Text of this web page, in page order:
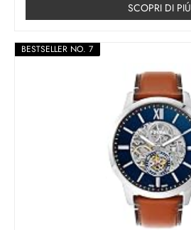
SCOPRI DI PIÚ
BESTSELLER NO. 7